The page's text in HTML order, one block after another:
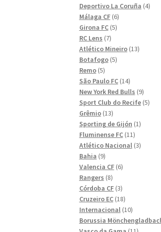
produkter
Deportivo La Coruña 44
Málaga CF 66
produkter
Girona FC 55
RC Lens 77
produkter
Atlético Mineiro 1313
Botafogo 55
Remo 55
produkter
São Paulo FC 1414
produkter
New York Red Bulls 99
Sport Club do Recife 55
Grêmio 1313
produkter
Sporting de Gijón 11
Fluminense FC 1111
produkter
Atlético Nacional 33
Bahia 99
produkter
Valencia CF 66
Rangers 88
produkter
Córdoba CF 33
produkter
Cruzeiro EC 1818
produkter
Internacional 1010
produkter
Borussia